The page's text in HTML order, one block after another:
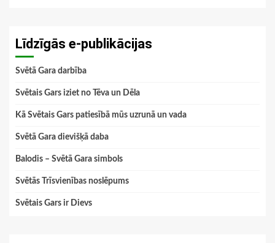
Līdzīgās e-publikācijas
Svētā Gara darbība
Svētais Gars iziet no Tēva un Dēla
Kā Svētais Gars patiesībā mūs uzrunā un vada
Svētā Gara dievišķā daba
Balodis – Svētā Gara simbols
Svētās Trīsvienības noslēpums
Svētais Gars ir Dievs